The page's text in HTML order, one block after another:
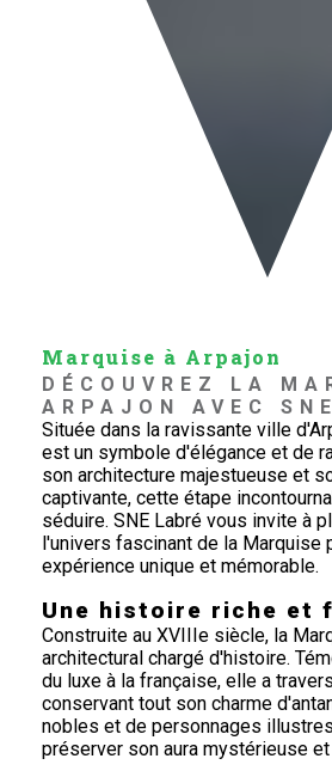
Marquise à Arpajon
DÉCOUVREZ LA
ARPAJON AVEC
Située dans la ravissante ville
est un symbole d'élégance et de
son architecture majestueuse et
captivante, cette étape
séduire. SNE Labré vous invite à
l'univers fascinant de la Marquise
expérience unique et mémorable.
Une histoire riche et
Construite au XVIIIe siècle, la
architectural chargé d'histoire.
du luxe à la française, elle a
conservant tout son charme
nobles et de personnages
préserver son aura mystérieuse et